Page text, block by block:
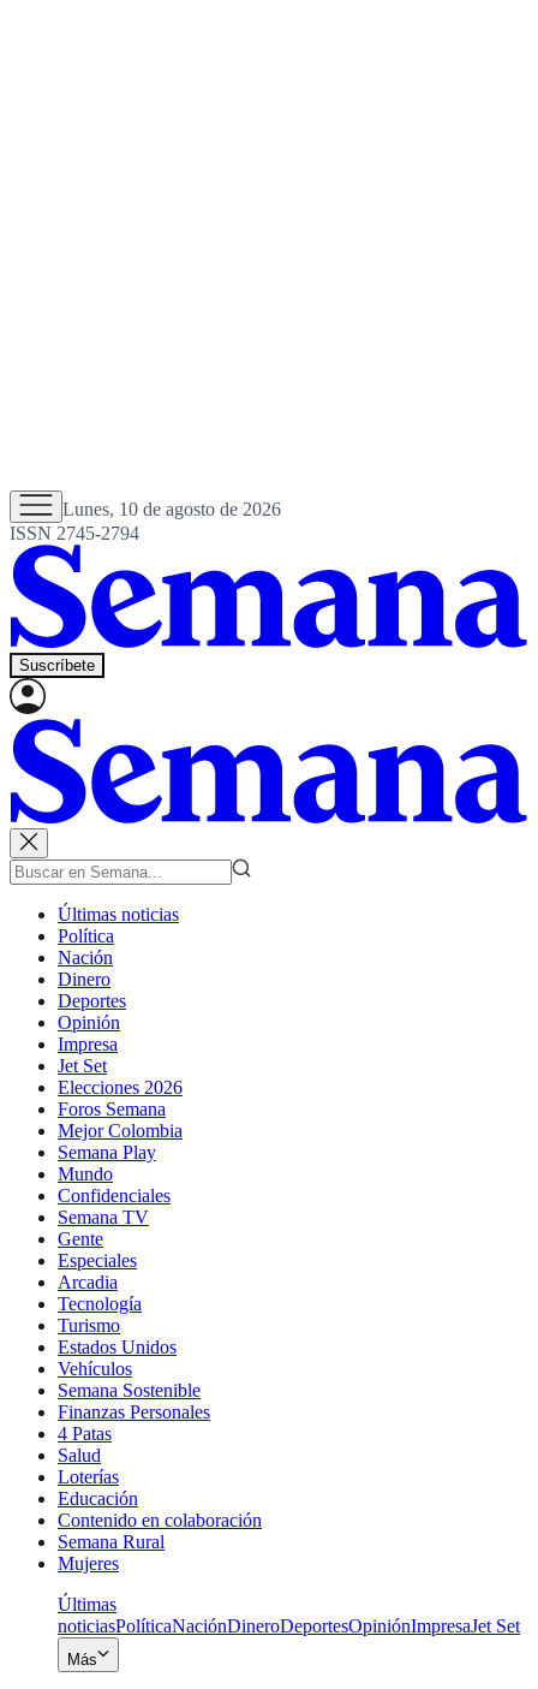
Lunes, 10 de agosto de 2026
ISSN 2745-2794
Suscríbete
Últimas noticias
Política
Nación
Dinero
Deportes
Opinión
Impresa
Jet Set
Elecciones 2026
Foros Semana
Mejor Colombia
Semana Play
Mundo
Confidenciales
Semana TV
Gente
Especiales
Arcadia
Tecnología
Turismo
Estados Unidos
Vehículos
Semana Sostenible
Finanzas Personales
4 Patas
Salud
Loterías
Educación
Contenido en colaboración
Semana Rural
Mujeres
Últimas
noticiasPolíticaNaciónDineroDeportesOpiniónImpresaJet Set
Más